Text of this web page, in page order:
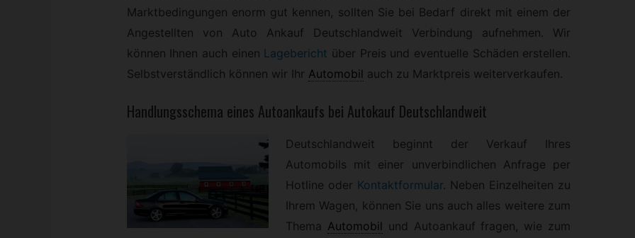
Marktbedingungen enorm gut kennen, sollten Sie bei Bedarf direkt mit einem der
Angestellten von Auto Ankauf Deutschlandweit Verbindung aufnehmen. Wir
können Ihnen auch einen Lagebericht über Preis und eventuelle Schäden erstellen.
Selbstverständlich können wir Ihr Automobil auch zu Marktpreis weiterverkaufen.
Handlungsschema eines Autoankaufs bei Autokauf Deutschlandweit
Deutschlandweit beginnt der Verkauf Ihres
Automobils mit einer unverbindlichen Anfrage per
Hotline oder Kontaktformular. Neben Einzelheiten zu
Ihrem Wagen, können Sie uns auch alles weitere zum
Thema Automobil und Autoankauf fragen, wie zum